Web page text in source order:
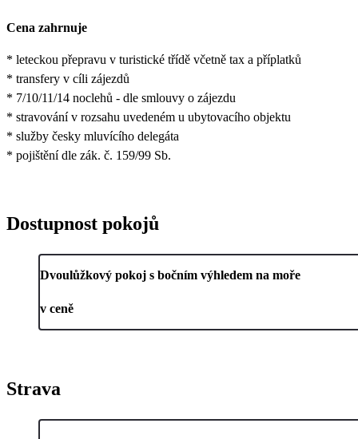
Cena zahrnuje
* leteckou přepravu v turistické třídě včetně tax a příplatků
* transfery v cíli zájezdů
* 7/10/11/14 noclehů - dle smlouvy o zájezdu
* stravování v rozsahu uvedeném u ubytovacího objektu
* služby česky mluvícího delegáta
* pojištění dle zák. č. 159/99 Sb.
Dostupnost pokojů
Dvoulůžkový pokoj s bočním výhledem na moře
v ceně
Strava